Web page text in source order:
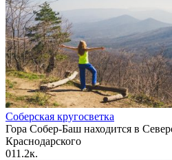
Соберская кругосветка
Гора Собер-Баш находится в
Краснодарского
011.2к.